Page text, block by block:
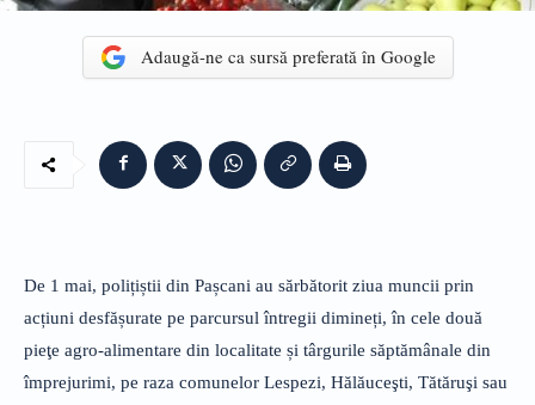
Adaugă-ne ca sursă preferată în Google
De 1 mai, polițiștii din Pașcani au sărbătorit ziua muncii prin
acțiuni desfășurate pe parcursul întregii dimineți, în cele două
pieţe agro-alimentare din localitate și târgurile săptămânale din
împrejurimi, pe raza comunelor Lespezi, Hălăuceşti, Tătăruşi sau